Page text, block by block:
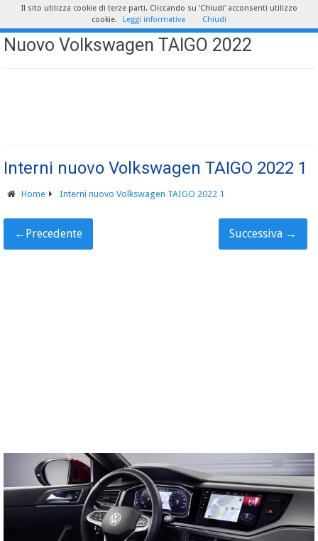
Nuovo Volkswagen TAIGO 2022
Interni nuovo Volkswagen TAIGO 2022 1
Home Interni nuovo Volkswagen TAIGO 2022 1
← Precedente Successiva →
Il sito utilizza cookie di terze parti. Cliccando su 'Chiudi' acconsenti utilizzo
cookie.
Leggi informativa Chiudi